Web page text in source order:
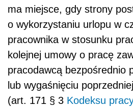
ma miejsce, gdy strony
o wykorzystaniu urlopu w
pracownika w stosunku
kolejnej umowy o pracę
pracodawcą bezpośrednio
lub wygaśnięciu
(art. 171 § 3 Kodeksu